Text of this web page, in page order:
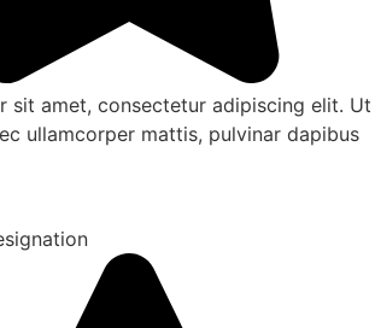
sit amet, consectetur adipiscing elit. Ut
ullamcorper mattis, pulvinar dapibus